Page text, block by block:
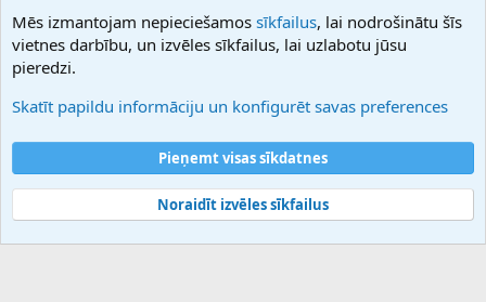
Hostmaria
Atbalsts
Palīdzība
Noteikumi un nosacījumi
Privātuma politika
Community platform by XenForo® © 2010-2025 XenForo Ltd.
Mēs izmantojam nepieciešamos sīkfailus, lai nodrošinātu šīs
vietnes darbību, un izvēles sīkfailus, lai uzlabotu jūsu
pieredzi.
Skatīt papildu informāciju un konfigurēt savas preferences
Pieņemt visas sīkdatnes
Noraidīt izvēles sīkfailus